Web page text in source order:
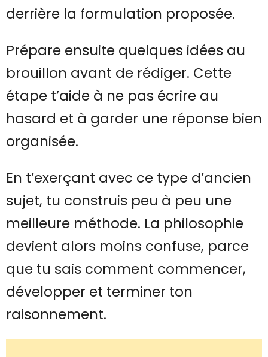
derrière la formulation proposée.
Prépare ensuite quelques idées au
brouillon avant de rédiger. Cette
étape t’aide à ne pas écrire au
hasard et à garder une réponse bien
organisée.
En t’exerçant avec ce type d’ancien
sujet, tu construis peu à peu une
meilleure méthode. La philosophie
devient alors moins confuse, parce
que tu sais comment commencer,
développer et terminer ton
raisonnement.